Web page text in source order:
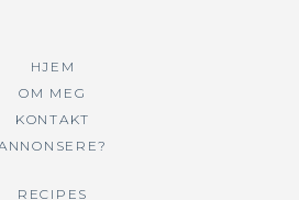
HJEM
OM MEG
KONTAKT
RECIPES